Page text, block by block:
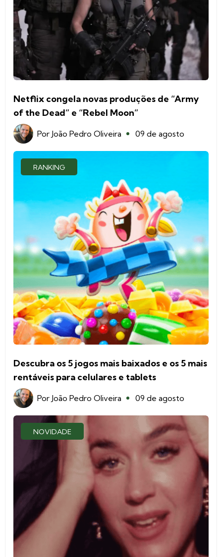
Netflix congela novas produções de “Army
of the Dead” e “Rebel Moon”
Por João Pedro Oliveira 09 de agosto
RANKING
Descubra os 5 jogos mais baixados e os 5 mais
rentáveis para celulares e tablets
Por João Pedro Oliveira 09 de agosto
NOVIDADE